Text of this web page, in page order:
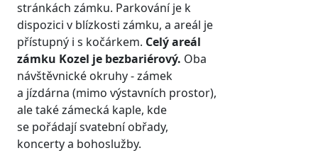
stránkách zámku. Parkování je k
dispozici v blízkosti zámku, a areál je
přístupný i s kočárkem. Celý areál
zámku Kozel je bezbariérový. Oba
návštěvnické okruhy - zámek
a jízdárna (mimo výstavních prostor),
ale také zámecká kaple, kde
se pořádají svatební obřady,
koncerty a bohoslužby.